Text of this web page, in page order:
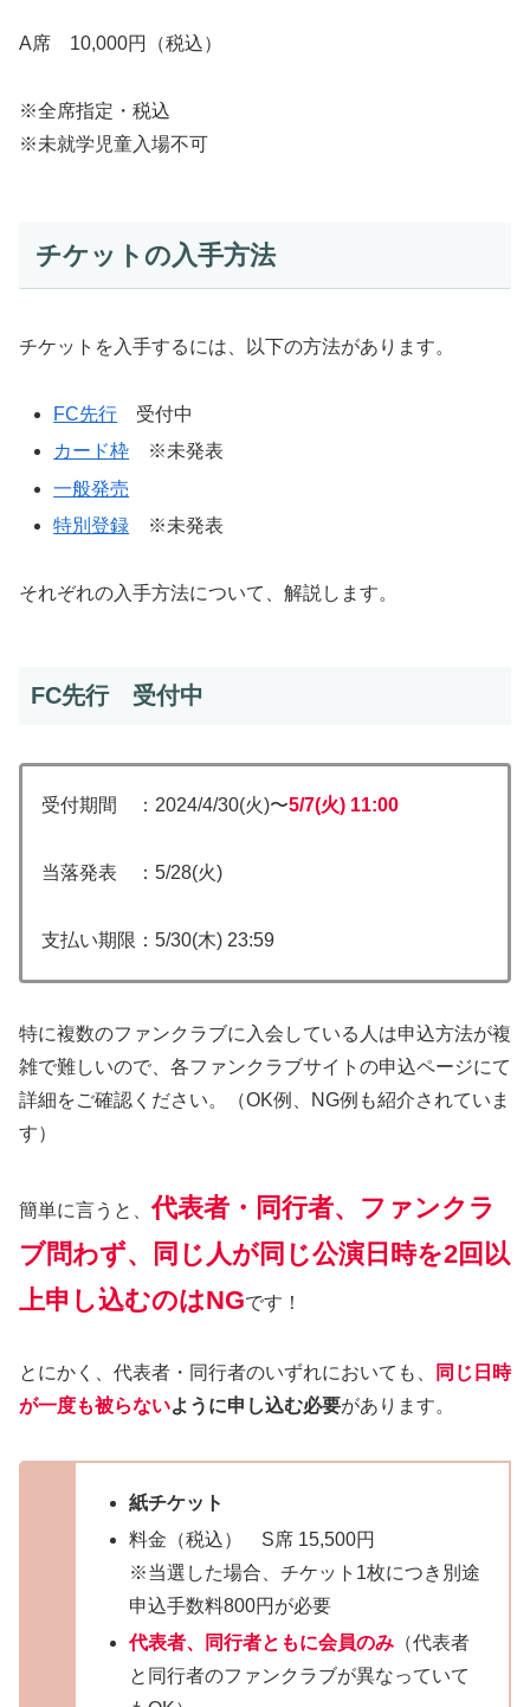
A席 10,000円（税込）
※全席指定・税込
※未就学児童入場不可
チケットの入手方法
チケットを入手するには、以下の方法があります。
FC先行 受付中
カード枠 ※未発表
一般発売
特別登録 ※未発表
それぞれの入手方法について、解説します。
FC先行 受付中
受付期間 ：2024/4/30(火)〜5/7(火) 11:00
当落発表 ：5/28(火)
支払い期限：5/30(木) 23:59
特に複数のファンクラブに入会している人は申込方法が複
雑で難しいので、各ファンクラブサイトの申込ページにて
詳細をご確認ください。（OK例、NG例も紹介されていま
す）
簡単に言うと、代表者・同行者、ファンクラ
ブ問わず、同じ人が同じ公演日時を2回以
上申し込むのはNGです！
とにかく、代表者・同行者のいずれにおいても、
同じ日時
が一度も被らないように申し込む必要があります。
紙チケット
料金（税込） S席 15,500円
※当選した場合、チケット1枚につき別途
申込手数料800円が必要
代表者、同行者ともに会員のみ （代表者
と同行者のファンクラブが異なっていて